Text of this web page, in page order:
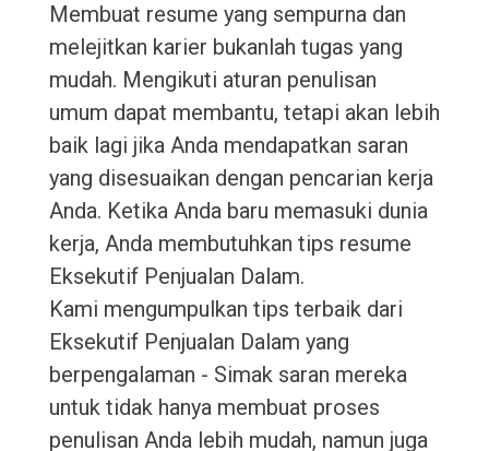
Membuat resume yang sempurna dan
melejitkan karier bukanlah tugas yang
mudah. Mengikuti aturan penulisan
umum dapat membantu, tetapi akan lebih
baik lagi jika Anda mendapatkan saran
yang disesuaikan dengan pencarian kerja
Anda. Ketika Anda baru memasuki dunia
kerja, Anda membutuhkan tips resume
Eksekutif Penjualan Dalam.
Kami mengumpulkan tips terbaik dari
Eksekutif Penjualan Dalam yang
berpengalaman - Simak saran mereka
untuk tidak hanya membuat proses
penulisan Anda lebih mudah, namun juga